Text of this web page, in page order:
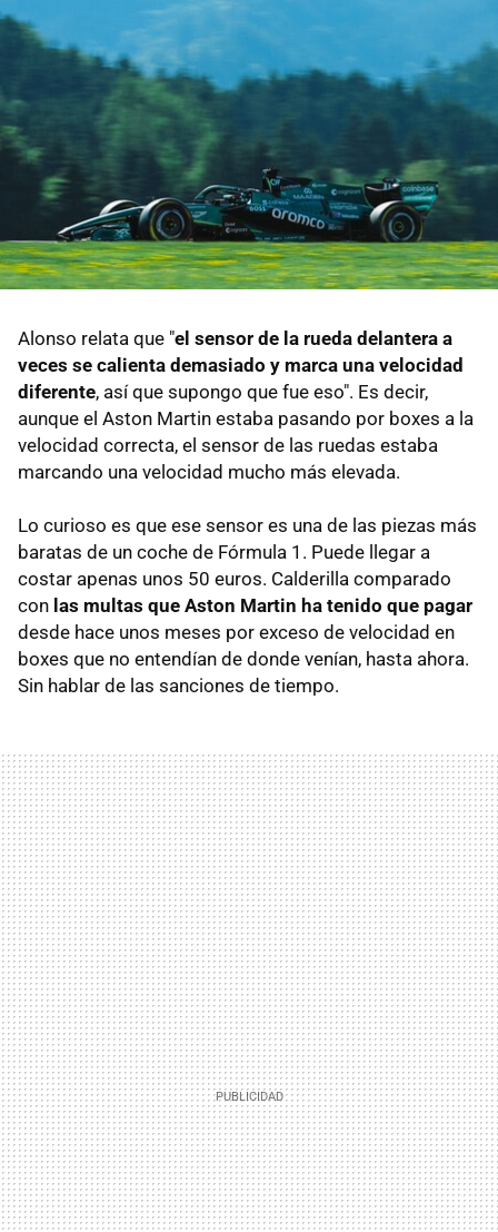
Alonso relata que "el sensor de la rueda delantera a
veces se calienta demasiado y marca una velocidad
diferente, así que supongo que fue eso". Es decir,
aunque el Aston Martin estaba pasando por boxes a la
velocidad correcta, el sensor de las ruedas estaba
marcando una velocidad mucho más elevada.
Lo curioso es que ese sensor es una de las piezas más
baratas de un coche de Fórmula 1. Puede llegar a
costar apenas unos 50 euros. Calderilla comparado
con las multas que Aston Martin ha tenido que pagar
desde hace unos meses por exceso de velocidad en
boxes que no entendían de donde venían, hasta ahora.
Sin hablar de las sanciones de tiempo.